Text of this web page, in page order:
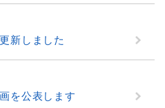
新しました
を公表します